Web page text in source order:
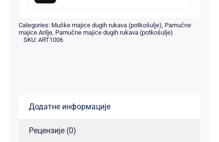
Categories: Muške majice dugih rukava (potkošulje) Pamučne
majice Arilje, Pamučne majice dugih rukava (potkošulje)
SKU: ART1006
Додатне информације
Рецензије (0)